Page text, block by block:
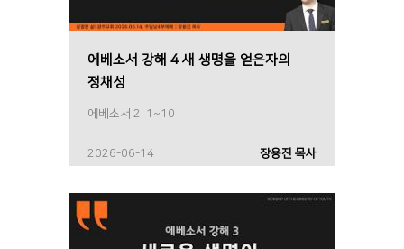
에베소서 강해 4 새 생명을 얻은자의
정채성
에베소서 2: 1~10
2026-06-14 장용진 목사